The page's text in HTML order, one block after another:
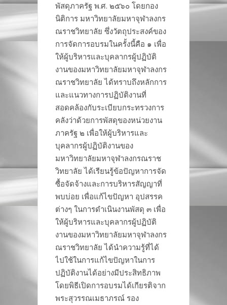
พัสดุภาครัฐ พ.ศ. ๒๕๖๐ โดยกอง
นิติการ มหาวิทยาลัยมหาจุฬาลงกร
ณราชวิทยาลัย ซึ่งวัตถุประสงค์ของ
การจัดการอบรมในครั้งนี้คือ ๑ เพื่อ
ให้ผู้บริหารและบุคลากรผู้ปฏิบัติ
งานของมหาวิทยาลัยมหาจุฬาลงกร
ณราชวิทยาลัย ได้ทราบถึงหลักการ
และแนวทางการปฏิบัติงานที่
สอดคล้องกับระเบียบกระทรวงการ
คลังว่าด้วยการพัสดุของหน่วยงาน
ภาครัฐ ๒ เพื่อให้ผู้บริหารและ
บุคลากรผู้ปฏิบัติงานของ
มหาวิทยาลัยมหาจุฬาลงกรณราช
วิทยาลัย ได้เรียนรู้ข้อปัญหาการจัด
ซื้อจัดจ้างและการบริหารสัญญาที่
พบบ่อย เพื่อแก้ไขปัญหา อุปสรรค
ต่างๆ ในการดำเนินงานพัสดุ ๓ เพื่อ
ให้ผู้บริหารและบุคลากรผู้ปฏิบัติ
งานของมหาวิทยาลัยมหาจุฬาลงกร
ณราชวิทยาลัย ได้นำความรู้ที่ได้
ไปใช้ในการแก้ไขปัญหาในการ
ปฏิบัติงานได้อย่างมีประสิทธิภาพ
โดยพิธีเปิดการอบรมได้เกียรติจาก
พระสุวรรณเมธาภรณ์ รอง